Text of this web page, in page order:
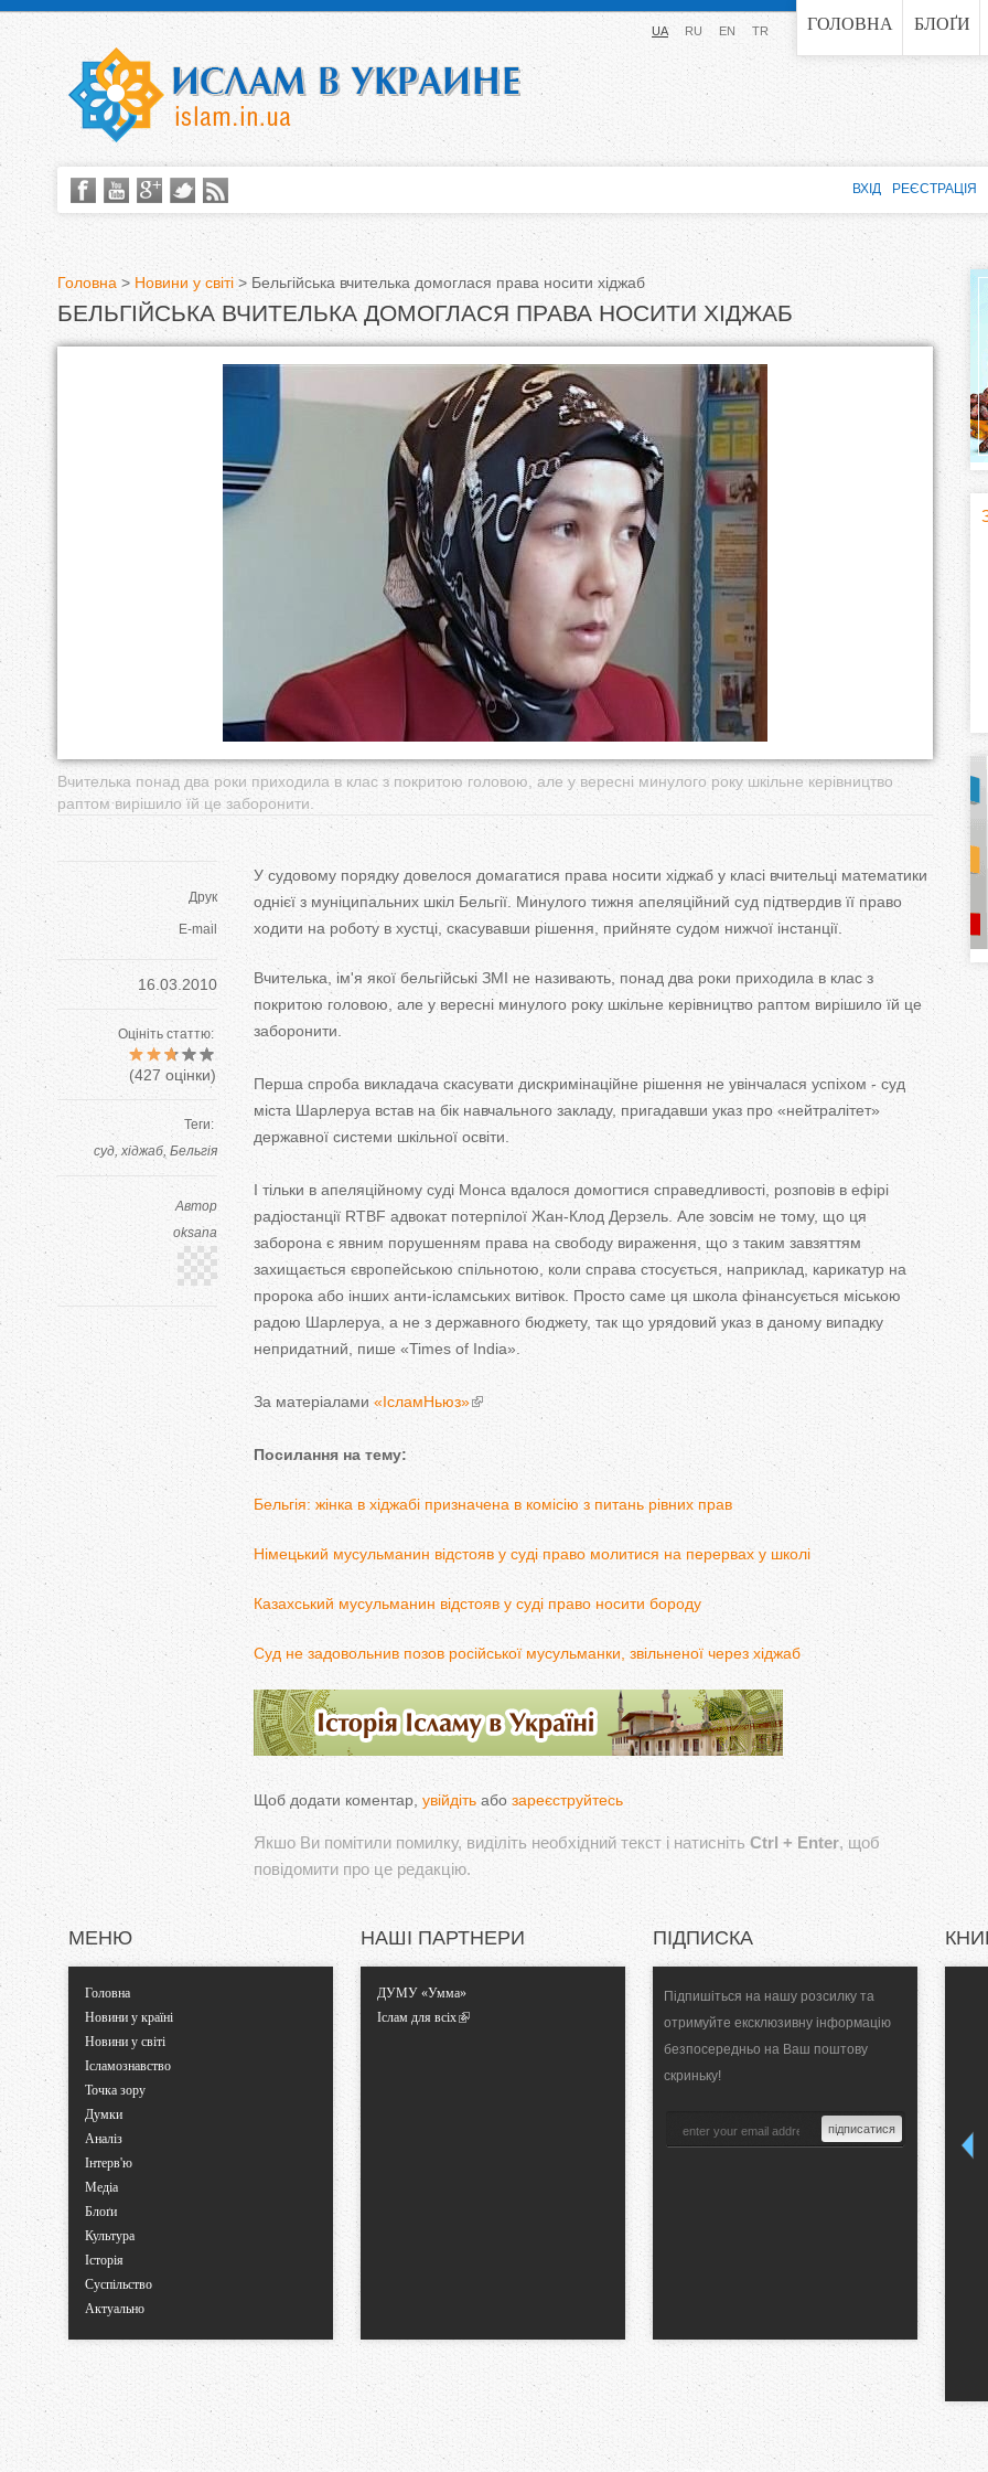
Jump to navigation ГОЛОВНА БЛОҐИ
UA RU EN TR
В
Головна > Новини у світі > Бельгійська вчителька домоглася права носити хіджаб
БЕЛЬГІЙСЬКА ВЧИТЕЛЬКА ДОМОГЛАСЯ ПРАВА НОСИТИ ХІДЖАБ
Вчителька понад два роки приходила в клас з покритою головою, але у вересні минулого року шкільне керівництво
раптом вирішило їй це заборонити.
Друк
E-mail
16.03.2010
Оцініть статтю:
(427 оцінки)
Теги:
суд хіджаб Бельгія
Автор
oksana
У судовому порядку довелося домагатися права носити хіджаб у класі вчительці математики
однієї з муніципальних шкіл Бельгії. Минулого тижня апеляційний суд підтвердив її право
ходити на роботу в хустці, скасувавши рішення, прийняте судом нижчої інстанції.
Вчителька, ім'я якої бельгійські ЗМІ не називають, понад два роки приходила в клас з
покритою головою, але у вересні минулого року шкільне керівництво раптом вирішило їй це
заборонити.
Перша спроба викладача скасувати дискримінаційне рішення не увінчалася успіхом - суд
міста Шарлеруа встав на бік навчального закладу, пригадавши указ про «нейтралітет»
державної системи шкільної освіти.
І тільки в апеляційному суді Монса вдалося домогтися справедливості, розповів в ефірі
радіостанції RTBF адвокат потерпілої Жан-Клод Дерзель. Але зовсім не тому, що ця
заборона є явним порушенням права на свободу вираження, що з таким завзяттям
захищається європейською спільнотою, коли справа стосується, наприклад, карикатур на
пророка або інших анти-ісламських витівок. Просто саме ця школа фінансується міською
радою Шарлеруа, а не з державного бюджету, так що урядовий указ в даному випадку
непридатний, пише «Times of India».
За матеріалами «ІсламНьюз»
Посилання на тему:
Бельгія: жінка в хіджабі призначена в комісію з питань рівних прав
Німецький мусульманин відстояв у суді право молитися на перервах у школі
Казахський мусульманин відстояв у суді право носити бороду
Суд не задовольнив позов російської мусульманки, звільненої через хіджаб
Щоб додати коментар, увійдіть або зареєструйтесь
Якшо Ви помітили помилку, виділіть необхідний текст і натисніть Ctrl + Enter, щоб
повідомити про це редакцію.
ВХІД РЕЄСТРАЦІЯ
o
a
l
T
b
s
МЕНЮ
Головна
Новини у країні
Новини у світі
Ісламознавство
Точка зору
Думки
Аналіз
Інтерв'ю
Медіа
Блоґи
Культура
Історія
Суспільство
Актуально
НАШІ ПАРТНЕРИ
ДУМУ «Умма»
Іслам для всіх
ПІДПИСКА
Підпишіться на нашу розсилку та
отримуйте ексклюзивну інформацію
безпосередньо на Ваш поштову
скриньку!